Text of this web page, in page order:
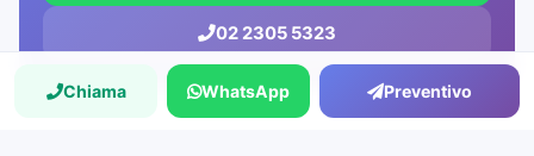
02 2305 5323
Chiama WhatsApp Preventivo